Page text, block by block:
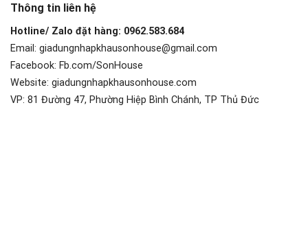
Thông tin liên hệ
Hotline/ Zalo đặt hàng: 0962.583.684
Email: giadungnhapkhausonhouse@gmail.com
Facebook: Fb.com/SonHouse
Website: giadungnhapkhausonhouse.com
VP: 81 Đường 47, Phường Hiệp Bình Chánh, TP Thủ Đức